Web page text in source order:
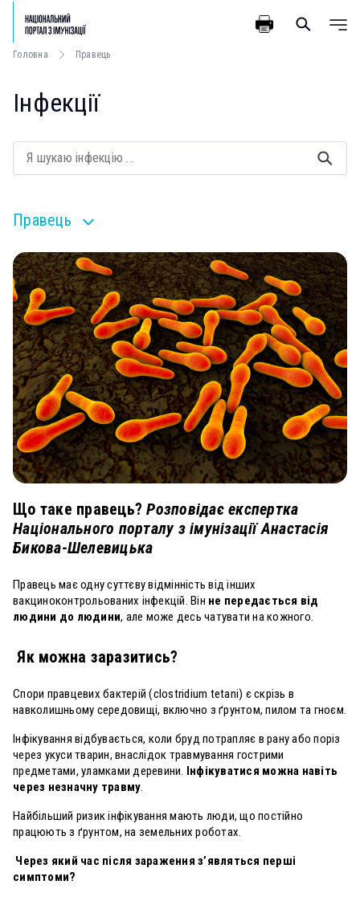
Головна Правець
Інфекції
Правець
Що таке правець?Розповідає експертка
Національного порталу з імунізації Анастасія
Бикова-Шелевицька
Правець має одну суттєву відмінність від інших
вакциноконтрольованих інфекцій. Він не передається від
людини до людини, але може десь чатувати на кожного.
Як можна заразитись?
Спори правцевих бактерій (clostridium tetani) є скрізь в
навколишньому середовищі, включно з ґрунтом, пилом та гноєм.
Інфікування відбувається, коли бруд потрапляє в рану або поріз
через укуси тварин, внаслідок травмування гострими
предметами, уламками деревини. Інфікуватися можна навіть
через незначну травму.
Найбільший ризик інфікування мають люди, що постійно
працюють з ґрунтом, на земельних роботах.
Через який час після зараження з’являться перші
симптоми?